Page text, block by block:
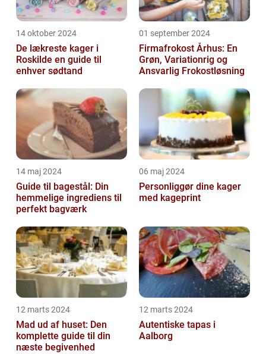
14 oktober 2024
De lækreste kager i
Roskilde en guide til
enhver sødtand
01 september 2024
Firmafrokost Århus: En
Grøn, Variationrig og
Ansvarlig Frokostløsning
14 maj 2024
Guide til bagestål: Din
hemmelige ingrediens til
perfekt bagværk
06 maj 2024
Personliggør dine kager
med kageprint
12 marts 2024
Mad ud af huset: Den
komplette guide til din
næste begivenhed
12 marts 2024
Autentiske tapas i
Aalborg